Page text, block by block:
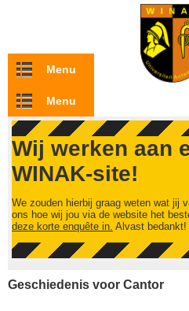
Overslaan en naar de inhoud gaan
Menu
Menu
Wij werken aan
WINAK-site!
We zouden hierbij graag weten wat jij
ons hoe wij jou via de website het
deze korte enquête in. Alvast bedankt!
Geschiedenis voor Cantor